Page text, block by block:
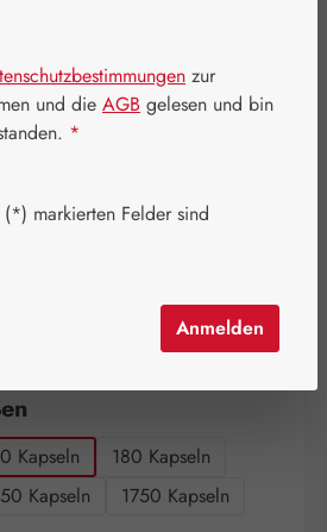
Kapseln
180 Kapseln
Kapseln 1750 Kapseln
zur
und die AGB gelesen und bin
*
markierten Felder sind
Anmelden